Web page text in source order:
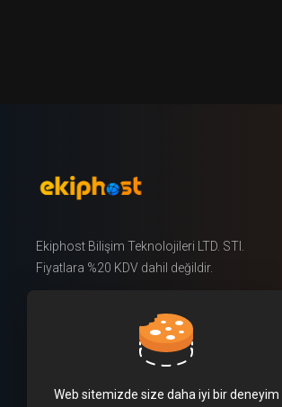
Ekiphost Bilişim Teknolojileri LTD. STI.
Fiyatlara %20 KDV dahil değildir.
Web sitemizde size daha iyi bir deneyim